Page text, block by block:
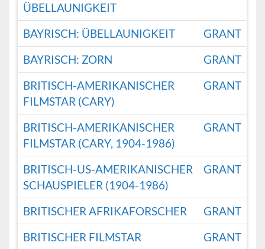
ÜBELLAUNIGKEIT
BAYRISCH: ÜBELLAUNIGKEIT
GRANT
BAYRISCH: ZORN
GRANT
BRITISCH-AMERIKANISCHER
FILMSTAR (CARY)
GRANT
BRITISCH-AMERIKANISCHER
FILMSTAR (CARY, 1904-1986)
GRANT
BRITISCH-US-AMERIKANISCHER
SCHAUSPIELER (1904-1986)
GRANT
BRITISCHER AFRIKAFORSCHER
GRANT
BRITISCHER FILMSTAR
GRANT